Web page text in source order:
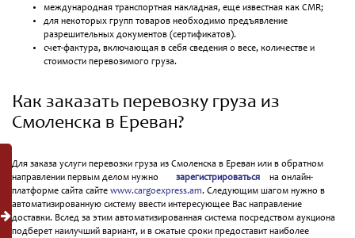
международная транспортная накладная, еще известная как CMR;
для некоторых групп товаров необходимо предъявление
разрешительных документов (сертификатов).
счет-фактура, включающая в себя сведения о весе, количестве и
стоимости перевозимого груза.
Как заказать перевозку груза из
Смоленска в Ереван?
Для заказа услуги перевозки груза из Смоленска в Ереван или в обратном
направлении первым делом нужно
зарегистрироваться
на онлайн-
платформе сайта сайте www.cargoexpress.am. Следующим шагом нужно в
автоматизированную систему ввести интересующее Вас направление
доставки. Вслед за этим автоматизированная система посредством аукциона
подберет наилучший вариант, и в сжатые сроки предоставит наиболее